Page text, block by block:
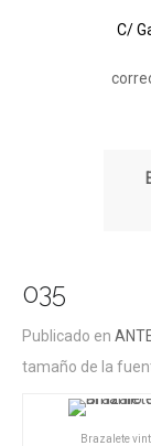
C/
035
Publicado en
tamaño de la
Brazalete